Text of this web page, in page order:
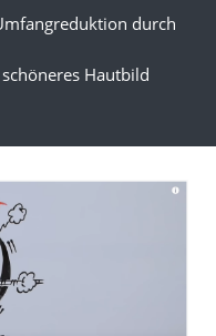
durch
Hautbild